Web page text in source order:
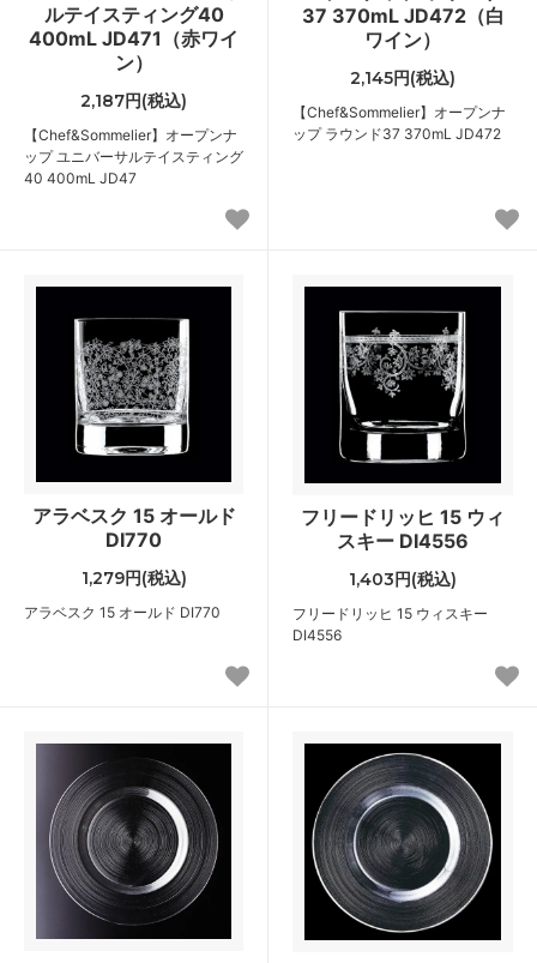
ルテイスティング40
400mL JD471（赤ワイ
ン）
2,187円(税込)
【Chef&Sommelier】オープンナ
ップ ユニバーサルテイスティング
40 400mL JD47
37 370mL JD472（白
ワイン）
2,145円(税込)
【Chef&Sommelier】オープンナ
ップ ラウンド37 370mL JD472
アラベスク 15 オールド
DI770
1,279円(税込)
アラベスク 15 オールド DI770
フリードリッヒ 15 ウィ
スキー DI4556
1,403円(税込)
フリードリッヒ 15 ウィスキー
DI4556